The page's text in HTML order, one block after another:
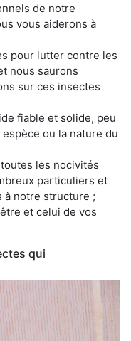
de notre
vous aiderons à
pour lutter contre les
nous saurons
sur ces insectes
fiable et solide, peu
ou la nature du
les nocivités
particuliers et
à notre structure ;
et celui de vos
qui